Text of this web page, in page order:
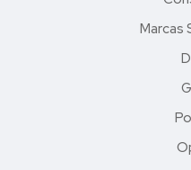
Marcas